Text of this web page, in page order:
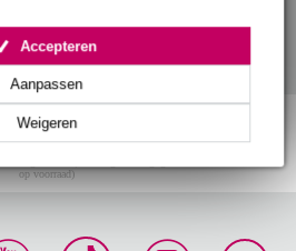
Weigeren
Aanpassen
Accepteren
op voorraad)